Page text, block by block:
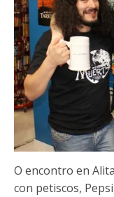
O encontro en
con petiscos,